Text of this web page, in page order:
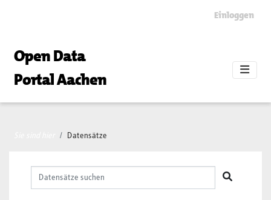
Einloggen
Open Data
Portal Aachen
Datensätze